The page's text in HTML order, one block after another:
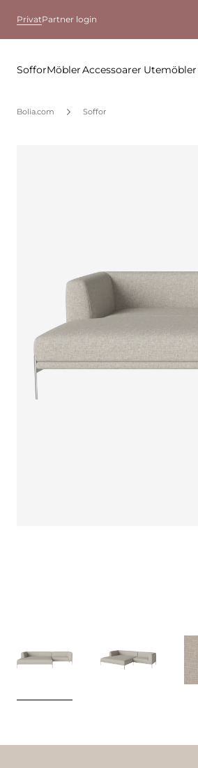
PrivatPartner login
SofforMöblerAccessoarer Utemöbler
Bolia.com Soffor